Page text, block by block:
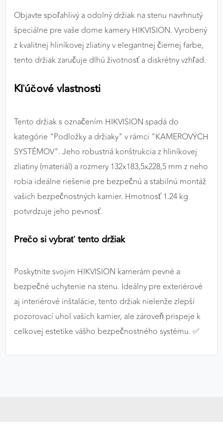
Objavte spoľahlivý a odolný držiak na stenu navrhnutý
špeciálne pre vaše dome kamery HIKVISION. Vyrobený
z kvalitnej hliníkovej zliatiny v elegantnej čiernej farbe,
tento držiak zaručuje dlhú životnosť a diskrétny vzhľad.
Kľúčové vlastnosti
Tento držiak s označením HIKVISION spadá do
kategórie "Podložky a držiaky" v rámci "KAMEROVÝCH
SYSTÉMOV". Jeho robustná konštrukcia z hliníkovej
zliatiny (materiál) a rozmery 132x183,5x228,5 mm z neho
robia ideálne riešenie pre bezpečnú a stabilnú montáž
vašich bezpečnostných kamier. Hmotnosť 1.24 kg
potvrdzuje jeho pevnosť.
Prečo si vybrať tento držiak
Poskytnite svojim HIKVISION kamerám pevné a
bezpečné uchytenie na stenu. Ideálny pre exteriérové
aj interiérové inštalácie, tento držiak nielenže zlepší
pozorovací uhol vašich kamier, ale zároveň prispeje k
celkovej estetike vášho bezpečnostného systému. ✅
Google Analytics
MARKETINGOVÉ COOKIES
správania používateľov naprieč webovými
stránkami. Umožňujú nám a našim partnerom
zobrazovať cielenú a relevantnú reklamu, a to na
našom webe aj v reklamných sieťach tretích strán.
Google Ads
Poskytovateľ: Google